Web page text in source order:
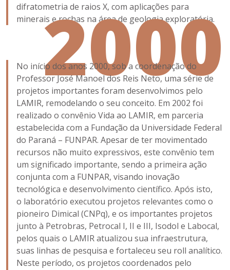
difratometria de raios X, com aplicações para
minerais e rochas na área de geologia exploratória.
2000
No início dos anos 2000, sob a coordenação do
Professor José Manoel dos Reis Neto, uma série de
projetos importantes foram desenvolvimos pelo
LAMIR, remodelando o seu conceito. Em 2002 foi
realizado o convênio Vida ao LAMIR, em parceria
estabelecida com a Fundação da Universidade Federal
do Paraná – FUNPAR. Apesar de ter movimentado
recursos não muito expressivos, este convênio tem
um significado importante, sendo a primeira ação
conjunta com a FUNPAR, visando inovação
tecnológica e desenvolvimento científico. Após isto,
o laboratório executou projetos relevantes como o
pioneiro Dimical (CNPq), e os importantes projetos
junto à Petrobras, Petrocal I, II e III, Isodol e Labocal,
pelos quais o LAMIR atualizou sua infraestrutura,
suas linhas de pesquisa e fortaleceu seu roll analítico.
Neste período, os projetos coordenados pelo